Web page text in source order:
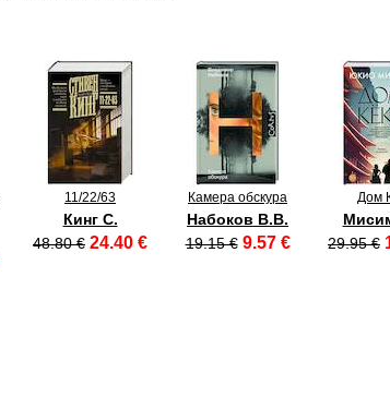
11/22/63
Кинг С.
48.80 € 24.40 €
Камера обскура
Набоков В.В.
19.15 € 9.57 €
Дом
29.95 €